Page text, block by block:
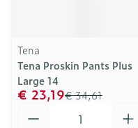
Tena
Tena Proskin Pants Plus
Large 14
€ 34,61
€ 23,19